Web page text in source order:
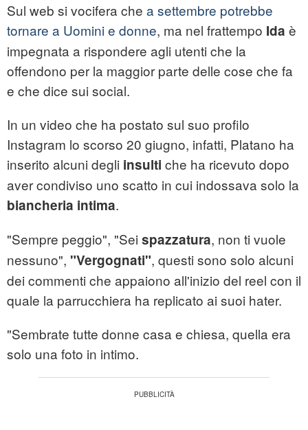
Sul web si vocifera che a settembre potrebbe
tornare a Uomini e donne, ma nel frattempo Ida è
impegnata a rispondere agli utenti che la
offendono per la maggior parte delle cose che fa
e che dice sui social.
In un video che ha postato sul suo profilo
Instagram lo scorso 20 giugno, infatti, Platano ha
inserito alcuni degli insulti che ha ricevuto dopo
aver condiviso uno scatto in cui indossava solo la
biancheria intima.
"Sempre peggio", "Sei spazzatura, non ti vuole
nessuno", "Vergognati", questi sono solo alcuni
dei commenti che appaiono all'inizio del reel con il
quale la parrucchiera ha replicato ai suoi hater.
"Sembrate tutte donne casa e chiesa, quella era
solo una foto in intimo.